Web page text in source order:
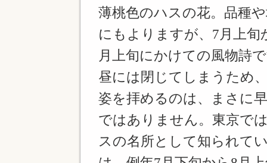
薄桃色のハスの花。品種
にもよりますが、7月上旬
月上旬にかけての風物詩
昼には閉じてしまうため
姿を拝めるのは、まさに
ではありません。東京で
スの名所として知られて